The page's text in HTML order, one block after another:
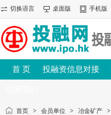
切换语言 桌面版 手机版
首 页 投融资信息对接
首页 > 会员单位 > 冶金矿产 >